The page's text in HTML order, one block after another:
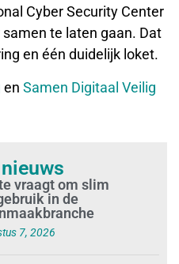
Cyber Security Center
te laten gaan. Dat
en één duidelijk loket.
en Samen Digitaal Veilig
vraagt om slim
in de
7, 2026